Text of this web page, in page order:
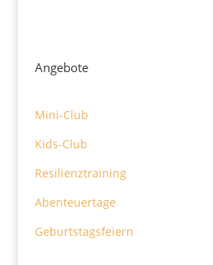
Angebote
Mini-Club
Kids-Club
Resilienztraining
Abenteuertage
Geburtstagsfeiern